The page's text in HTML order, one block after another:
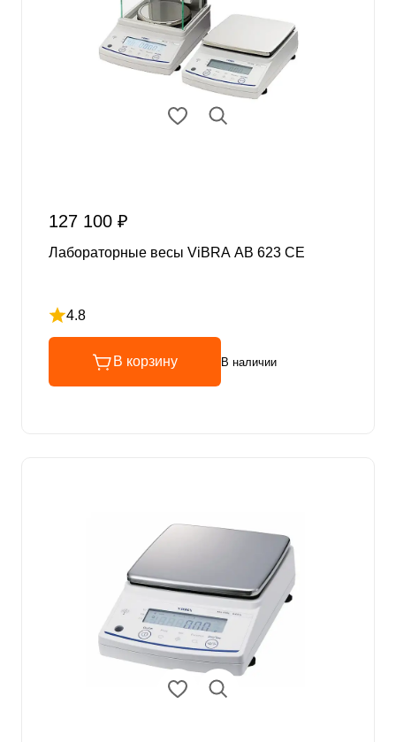
127 100 ₽
Лабораторные весы ViBRA AB 623 CE
4.8
Рейтинг 4.8 из 5
В корзину В наличии